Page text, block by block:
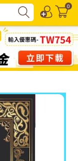
0